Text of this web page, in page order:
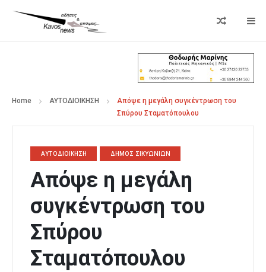
Home ΑΥΤΟΔΙΟΙΚΗΣΗ
Απόψε η μεγάλη συγκέντρωση του
Σπύρου Σταματόπουλου
ΑΥΤΟΔΙΟΙΚΗΣΗ ΔΗΜΟΣ ΣΙΚΥΩΝΙΩΝ
Απόψε η μεγάλη
συγκέντρωση του
Σπύρου
Σταματόπουλου